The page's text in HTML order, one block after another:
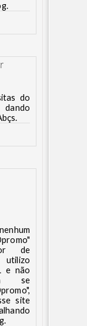
do
de
e não
se
site